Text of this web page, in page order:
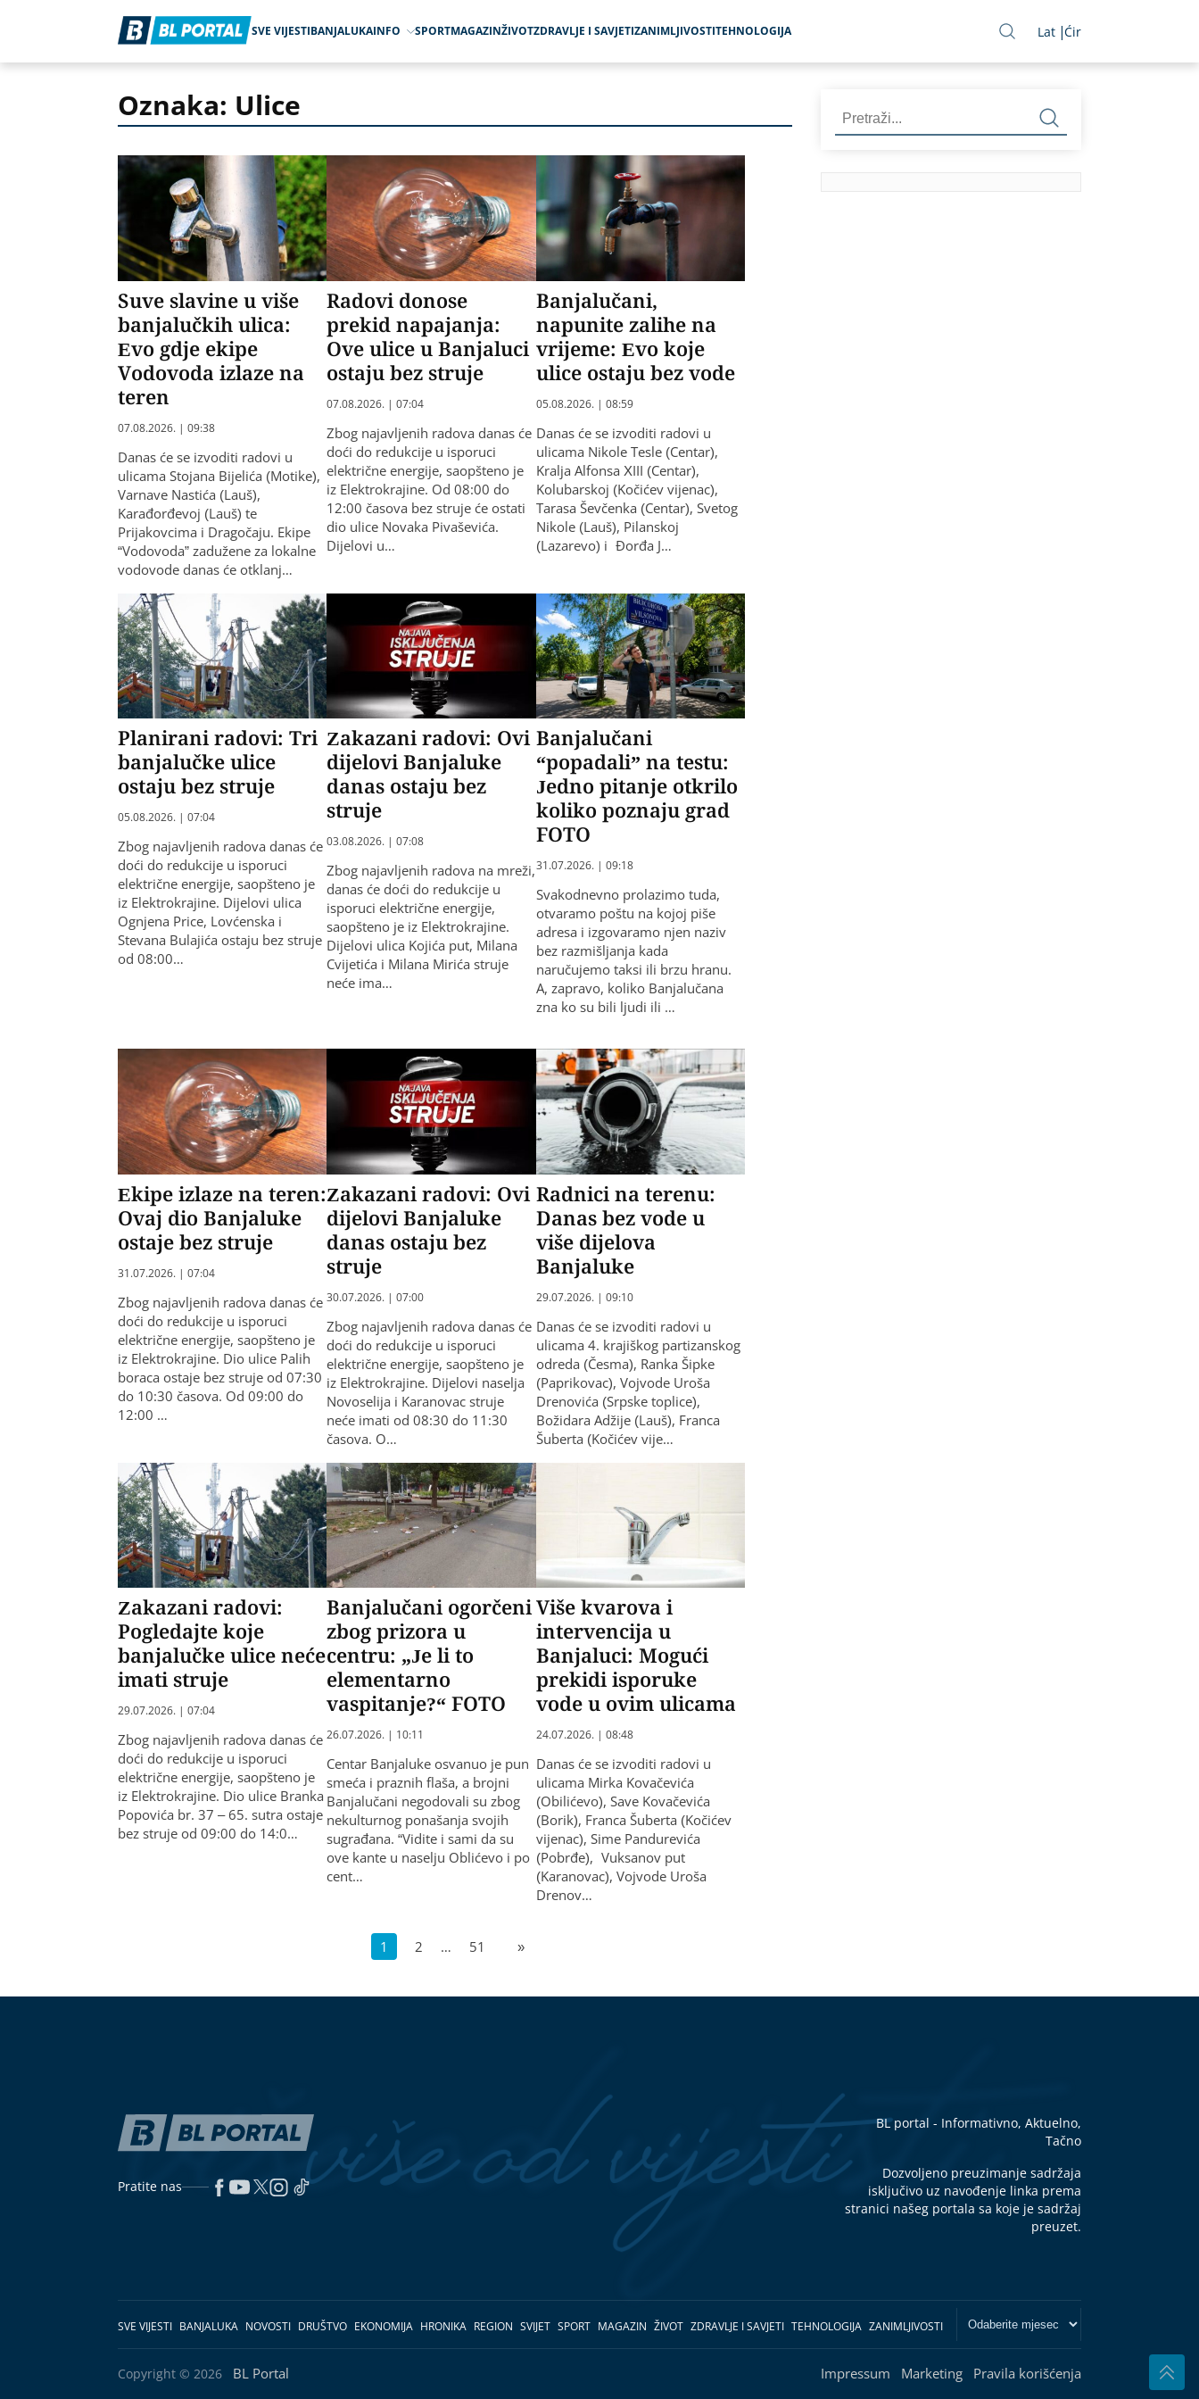
SVE VIJESTIBANJALUKAINFO SPORTMAGAZINŽIVOTZDRAVLJE I SAVJETIZANIMLJIVOSTITEHNOLOGIJA Lat Ćir
Oznaka: Ulice
Suve slavine u više
banjalučkih ulica:
Evo gdje ekipe
Vodovoda izlaze na
teren
07.08.2026. | 09:38
Danas će se izvoditi radovi u
ulicama Stojana Bijelića (Motike),
Varnave Nastića (Lauš),
Karađorđevoj (Lauš) te
Prijakovcima i Dragočaju. Ekipe
“Vodovoda” zadužene za lokalne
vodovode danas će otklanj…
Radovi donose
prekid napajanja:
Ove ulice u Banjaluci
ostaju bez struje
07.08.2026. | 07:04
Zbog najavljenih radova danas će
doći do redukcije u isporuci
električne energije, saopšteno je
iz Elektrokrajine. Od 08:00 do
12:00 časova bez struje će ostati
dio ulice Novaka Pivaševića.
Dijelovi u…
Banjalučani,
napunite zalihe na
vrijeme: Evo koje
ulice ostaju bez vode
05.08.2026. | 08:59
Danas će se izvoditi radovi u
ulicama Nikole Tesle (Centar),
Kralja Alfonsa XIII (Centar),
Kolubarskoj (Kočićev vijenac),
Tarasa Ševčenka (Centar), Svetog
Nikole (Lauš), Pilanskoj
(Lazarevo) i Đorđa J…
Planirani radovi: Tri
banjalučke ulice
ostaju bez struje
05.08.2026. | 07:04
Zbog najavljenih radova danas će
doći do redukcije u isporuci
električne energije, saopšteno je
iz Elektrokrajine. Dijelovi ulica
Ognjena Price, Lovćenska i
Stevana Bulajića ostaju bez struje
od 08:00…
Zakazani radovi: Ovi
dijelovi Banjaluke
danas ostaju bez
struje
03.08.2026. | 07:08
Zbog najavljenih radova na mreži,
danas će doći do redukcije u
isporuci električne energije,
saopšteno je iz Elektrokrajine.
Dijelovi ulica Kojića put, Milana
Cvijetića i Milana Mirića struje
neće ima…
Banjalučani
“popadali” na testu:
Jedno pitanje otkrilo
koliko poznaju grad
FOTO
31.07.2026. | 09:18
​Svakodnevno prolazimo tuda,
otvaramo poštu na kojoj piše
adresa i izgovaramo njen naziv
bez razmišljanja kada
naručujemo taksi ili brzu hranu.
A, zapravo, koliko Banjalučana
zna ko su bili ljudi ili …
Ekipe izlaze na teren:
Ovaj dio Banjaluke
ostaje bez struje
31.07.2026. | 07:04
Zbog najavljenih radova danas će
doći do redukcije u isporuci
električne energije, saopšteno je
iz Elektrokrajine. Dio ulice Palih
boraca ostaje bez struje od 07:30
do 10:30 časova. Od 09:00 do
12:00 …
Zakazani radovi: Ovi
dijelovi Banjaluke
danas ostaju bez
struje
30.07.2026. | 07:00
Zbog najavljenih radova danas će
doći do redukcije u isporuci
električne energije, saopšteno je
iz Elektrokrajine. Dijelovi naselja
Novoselija i Karanovac struje
neće imati od 08:30 do 11:30
časova. O…
Radnici na terenu:
Danas bez vode u
više dijelova
Banjaluke
29.07.2026. | 09:10
Danas će se izvoditi radovi u
ulicama 4. krajiškog partizanskog
odreda (Česma), Ranka Šipke
(Paprikovac), Vojvode Uroša
Drenovića (Srpske toplice),
Božidara Adžije (Lauš), Franca
Šuberta (Kočićev vije…
Zakazani radovi:
Pogledajte koje
banjalučke ulice neće
imati struje
29.07.2026. | 07:04
Zbog najavljenih radova danas će
doći do redukcije u isporuci
električne energije, saopšteno je
iz Elektrokrajine. Dio ulice Branka
Popovića br. 37 – 65. sutra ostaje
bez struje od 09:00 do 14:0…
Banjalučani ogorčeni
zbog prizora u
centru: „Je li to
elementarno
vaspitanje?“ FOTO
26.07.2026. | 10:11
Centar Banjaluke osvanuo je pun
smeća i praznih flaša, a brojni
Banjalučani negodovali su zbog
nekulturnog ponašanja svojih
sugrađana. “Vidite i sami da su
ove kante u naselju Oblićevo i po
cent…
Više kvarova i
intervencija u
Banjaluci: Mogući
prekidi isporuke
vode u ovim ulicama
24.07.2026. | 08:48
Danas će se izvoditi radovi u
ulicama Mirka Kovačevića
(Obilićevo), Save Kovačevića
(Borik), Franca Šuberta (Kočićev
vijenac), Sime Pandurevića
(Pobrđe), Vuksanov put
(Karanovac), Vojvode Uroša
Drenov…
1 2 … 51 »
Pratite nas
BL portal - Informativno, Aktuelno,
Tačno
Dozvoljeno preuzimanje sadržaja
isključivo uz navođenje linka prema
stranici našeg portala sa koje je sadržaj
preuzet.
SVE VIJESTI BANJALUKA NOVOSTI DRUŠTVO EKONOMIJA HRONIKA REGION SVIJET SPORT MAGAZIN ŽIVOT ZDRAVLJE I SAVJETI TEHNOLOGIJA ZANIMLJIVOSTI
Copyright © 2026 BL Portal Impressum Marketing Pravila korišćenja